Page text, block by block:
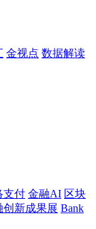
金视点 数据解读
支付 金融AI 区块
创新成果展 Bank